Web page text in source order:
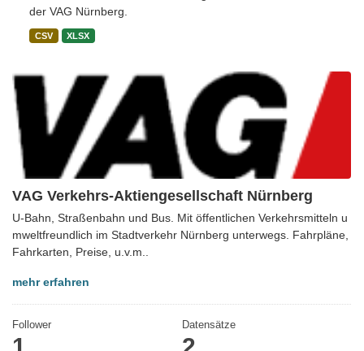
VAG Verkehrs-Aktiengesellschaft Nürnberg
U-Bahn, Straßenbahn und Bus. Mit öffentlichen Verkehrsmitteln u
mweltfreundlich im Stadtverkehr Nürnberg unterwegs. Fahrpläne,
Fahrkarten, Preise, u.v.m..
mehr erfahren
Follower Datensätze
der VAG Nürnberg.
CSV XLSX